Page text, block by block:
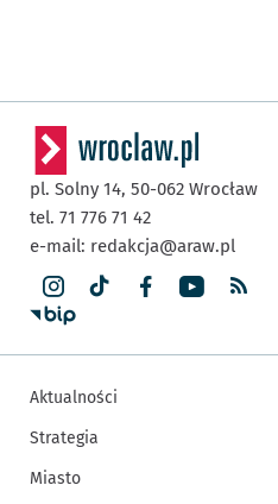
pl. Solny 14, 50-062 Wrocław
tel. 71 776 71 42
e-mail: redakcja@araw.pl
Aktualności
Strategia
Miasto